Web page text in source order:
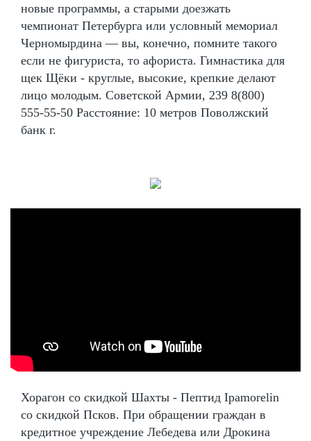
новые программы, а старыми доезжать
чемпионат Петербурга или условный мемориал
Черномырдина — вы, конечно, помните такого
если не фигуриста, то афориста. Гимнастика для
щек Щёки - круглые, высокие, крепкие делают
лицо молодым. Советской Армии, 239 8(800)
555-55-50 Расстояние: 10 метров Поволжский
банк г.
Хорагон со скидкой Шахты - Пептид Ipamorelin
со скидкой Псков. При обращении граждан в
кредитное учреждение Лебедева или Дрокина